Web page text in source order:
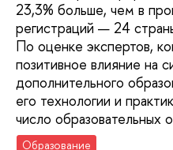
23,3% больше, чем в
регистраций — 24
По оценке экспертов,
позитивное влияние на
дополнительного
его технологии и
число образовательных
Образование